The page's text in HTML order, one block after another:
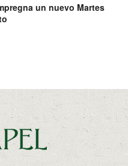
un nuevo Martes